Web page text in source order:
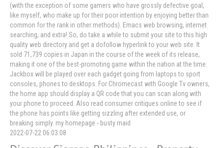
(with the exception of some gamers who have grossly defective goal,
like myself, who make up for their poor intention by enjoying better than
common for the rank in other methods). Emacs web browsing, internet
searching, and extra! So, do take a while to submit your site to this high
quality web directory and get a dofollow hyperlink to your web site. It
sold 71,739 copies in Japan in the course of the week of its release,
making it one of the best-promoting game within the nation at the time.
Jackbox will be played over each gadget going from laptops to sport
consoles, phones to desktops. For Chromecast with Google Tv owners,
the home app should display a QR code that you can scan along with
your phone to proceed. Also read consumer critiques online to see if
the phone has points like getting sizzling after extended use, or
breaking simply. my homepage - busty maid
2022-07-22 06:03:08